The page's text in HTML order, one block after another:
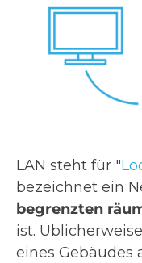
LAN steht für "
bezeichnet ein
begrenzten
ist.
eines Gebäudes